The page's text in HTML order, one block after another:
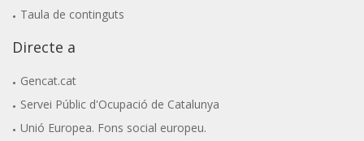
Taula de continguts
Directe a
Gencat.cat
Servei Públic d'Ocupació de Catalunya
Unió Europea. Fons social europeu.